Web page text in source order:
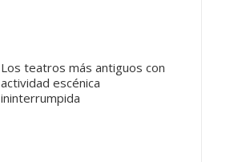
Los teatros más antiguos con
actividad escénica
ininterrumpida